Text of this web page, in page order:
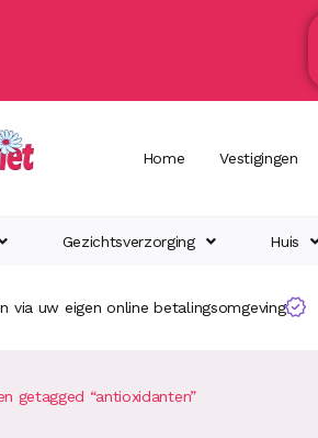
Home Vestigingen
Gezichtsverzorging Huis
via uw eigen online betalingsomgeving
getagged “antioxidanten”